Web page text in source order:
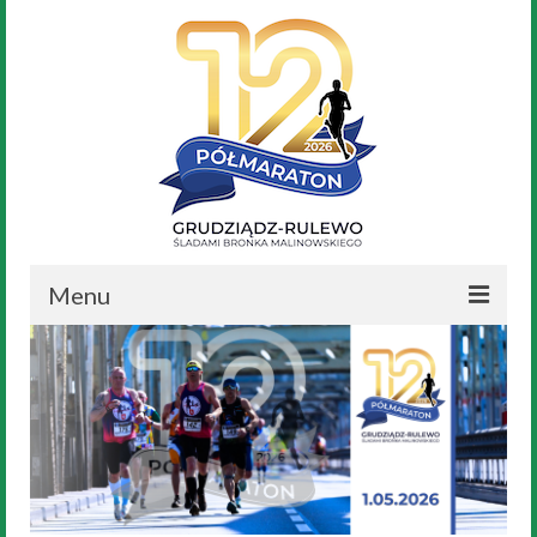
Menu
Aktualności
Nasz Bronek
Regulamin
Trasa Biegu